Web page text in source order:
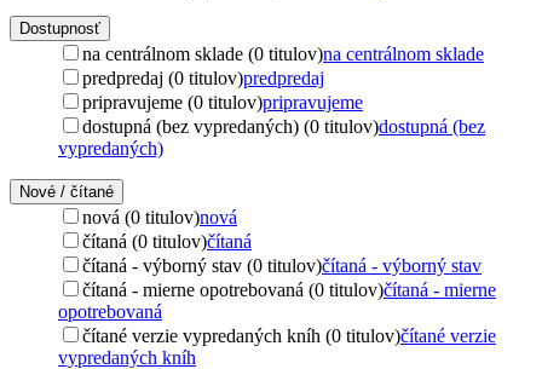
Dostupnosť
na centrálnom sklade (0 titulov)na centrálnom sklade
predpredaj (0 titulov)predpredaj
pripravujeme (0 titulov)pripravujeme
dostupná (bez vypredaných) (0 titulov)dostupná (bez
vypredaných)
Nové / čítané
nová (0 titulov)nová
čítaná (0 titulov)čítaná
čítaná - výborný stav (0 titulov)čítaná - výborný stav
čítaná - mierne opotrebovaná (0 titulov)čítaná - mierne
opotrebovaná
čítané verzie vypredaných kníh (0 titulov)čítané verzie
vypredaných kníh